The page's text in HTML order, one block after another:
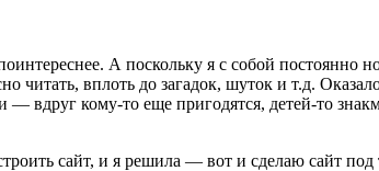
А поскольку я с собой постоянно
читать, вплоть до загадок, шуток и т.д.
— вдруг кому-то еще пригодятся, детей-то
сайт, и я решила — вот и сделаю сайт